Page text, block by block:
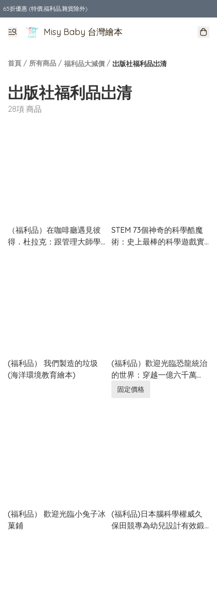
65折優惠 (特價,福利品,雜貨除外)
全店購物滿$550，免運費
Misy Baby 台灣繪本
首頁 / 所有商品 / 福利品大減價 / 岀版社福利品岀清
岀版社福利品岀清
28項 商品
（福利品）在咖啡廳遇見彼
得．杜拉克：跟管理大師學5
STEM 73個神奇的科學酷魔
術：史上最棒的科學遊戲實
(福利品） 我們製造的垃圾
(海洋環境教育繪本)
(福利品）歡迎光臨恐龍統治
的世界：穿越一億六千萬
年，令你知識淵博的恐龍圖
固定價格
(福利品） 歡迎光臨小兔子冰
菓鋪
(福利品)日本腦科學權威久
保田競專為幼兒設計有效鍛